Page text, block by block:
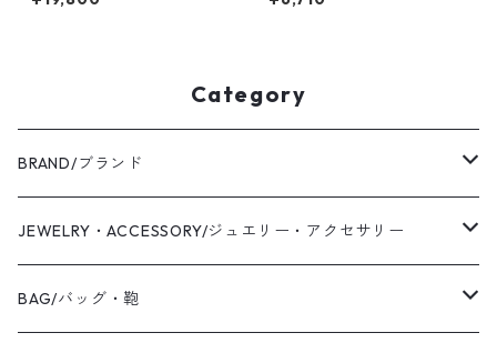
ANGLE 2.0 sv hammer｜FA-
つや消し槌目｜WKS SV×BS BI
Category
BRAND/ブランド
WAS KNOT WAS
2019 S/S
Coaling Cards Publisher
JEWELRY・ACCESSORY/ジュエリー・アクセサリー
RING/リング・指輪
BAG/バッグ・鞄